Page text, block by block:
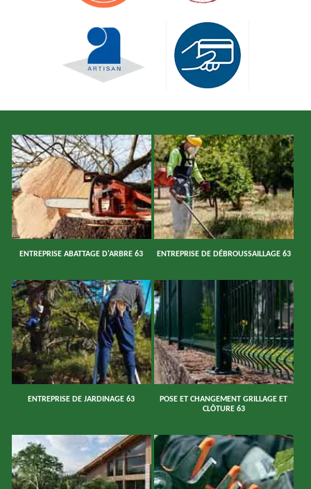
ENTREPRISE ABATTAGE D'ARBRE 63 ENTREPRISE DE DÉBROUSSAILLAGE 63
ENTREPRISE DE JARDINAGE 63
POSE ET CHANGEMENT GRILLAGE ET
CLÔTURE 63